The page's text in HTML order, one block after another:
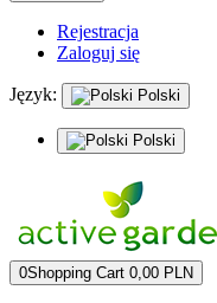
Rejestracja
Zaloguj się
Język: Polski
Polski
0Shopping Cart 0,00 PLN